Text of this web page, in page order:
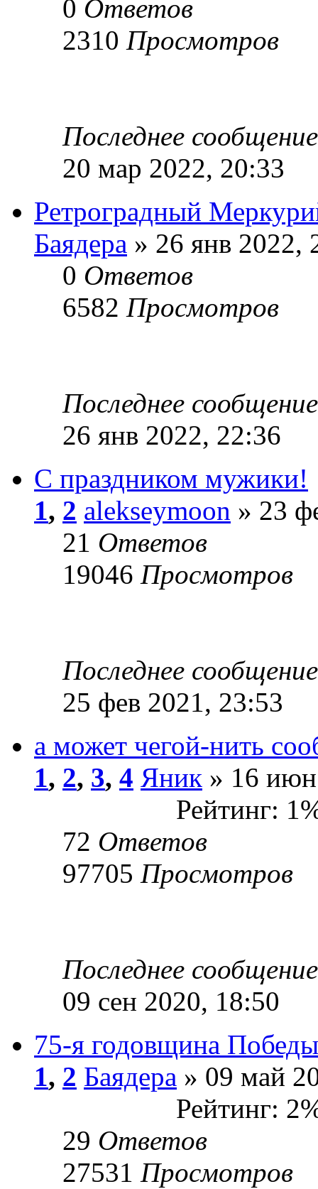
0 Ответов
2310 Просмотров
Последнее
20 мар 2022, 20:33
Ретроградный
Баядера » 26 янв 2022,
0 Ответов
6582 Просмотров
Последнее
26 янв 2022, 22:36
С праздником мужики!
1, 2 alekseymoon » 23
21 Ответов
19046 Просмотров
Последнее
25 фев 2021, 23:53
а может чегой-нить
1, 2, 3, 4 Яник » 16
Рейтинг:
72 Ответов
97705 Просмотров
Последнее
09 сен 2020, 18:50
75-я годовщина
1, 2 Баядера » 09 май
Рейтинг:
29 Ответов
27531 Просмотров